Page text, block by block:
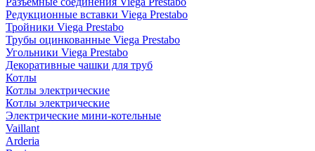
Редукционные вставки Viega Prestabo
Тройники Viega Prestabo
Трубы оцинкованные Viega Prestabo
Угольники Viega Prestabo
Декоративные чашки для труб
Котлы
Котлы электрические
Котлы электрические
Электрические мини-котельные
Vaillant
Arderia